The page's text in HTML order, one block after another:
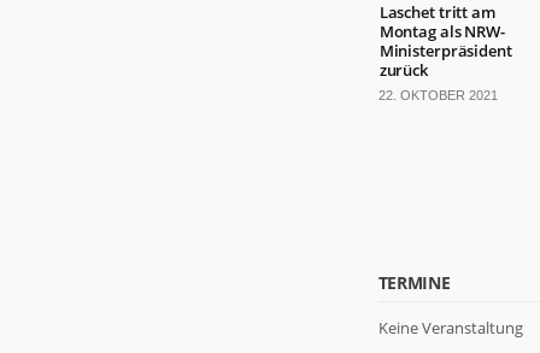
Laschet tritt am
Montag als NRW-
Ministerpräsident
zurück
22. OKTOBER 2021
TERMINE
Keine Veranstaltung